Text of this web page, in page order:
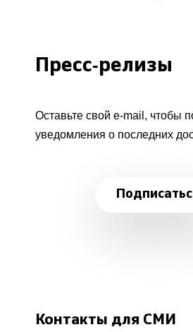
Пресс-релизы
Оставьте свой e-mail, чтобы
уведомления о последних
Контакты для СМИ